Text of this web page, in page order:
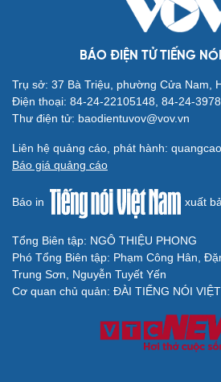
BÁO ĐIỆN TỬ TIẾNG
Trụ sở: 37 Bà Triệu, phường Cửa Nam,
Điện thoại: 84-24-22105148, 84-24-
Thư điện tử: baodientuvov@vov.vn
Liên hệ quảng cáo, phát hành:
Báo giá quảng cáo
Báo in xuất
Tổng Biên tập: NGÔ THIỆU PHONG
Phó Tổng Biên tập: Phạm Công Hân,
Trung Sơn, Nguyễn Tuyết Yến
Cơ quan chủ quản: ĐÀI TIẾNG NÓI